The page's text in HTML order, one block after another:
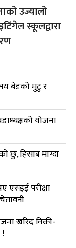
उज्यालो
स्कूलद्वारा
बेडको मुटु र
योजना
छु, हिसाब माग्दा
एसइई परीक्षा
खरिद विक्री-
!